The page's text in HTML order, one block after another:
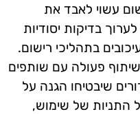
עשוי לאבד את
בדיקות יסודיות
בתהליכי רישום.
פעולה עם שותפים
שיבטיחו הגנה על
התניות של שימוש,